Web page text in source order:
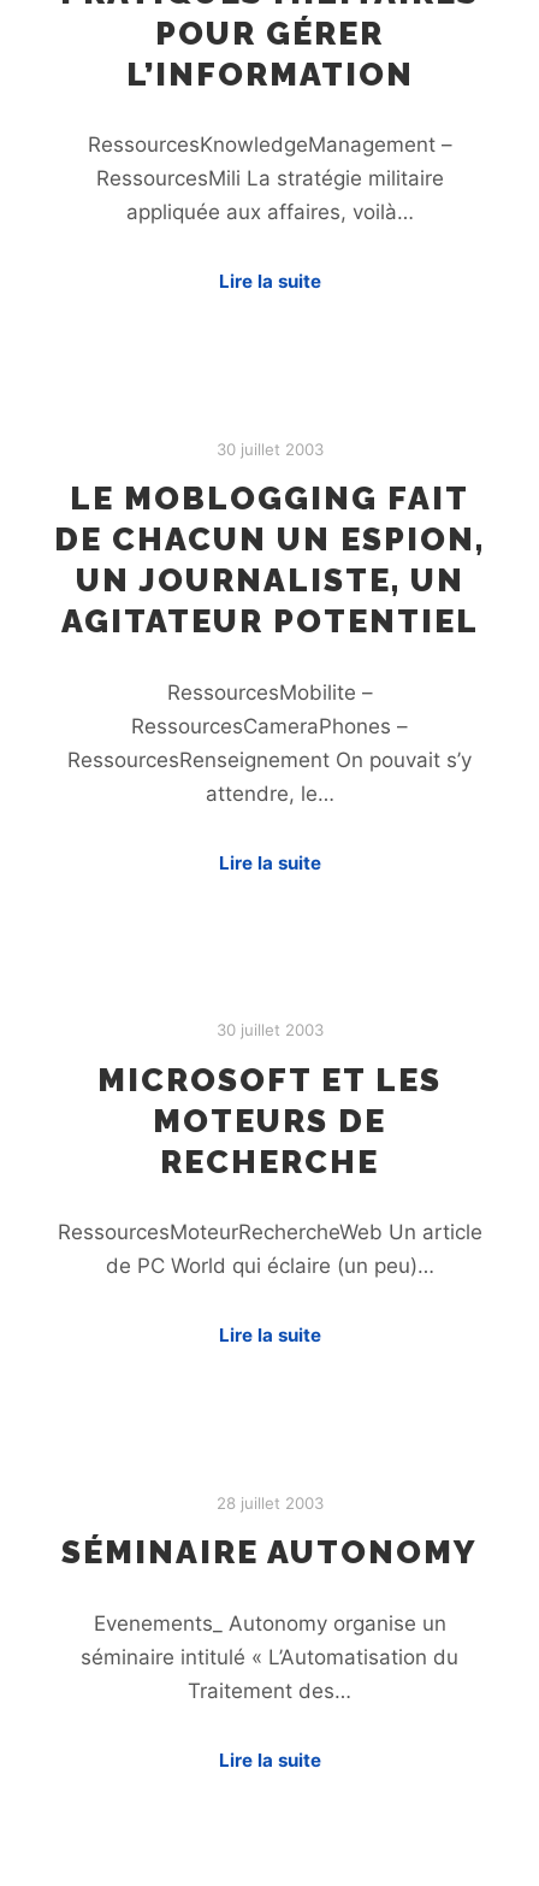
POUR GÉRER
L’INFORMATION
RessourcesKnowledgeManagement –
RessourcesMili La stratégie militaire
appliquée aux affaires, voilà…
Lire la suite
30 juillet 2003
LE MOBLOGGING FAIT
DE CHACUN UN ESPION,
UN JOURNALISTE, UN
AGITATEUR POTENTIEL
RessourcesMobilite –
RessourcesCameraPhones –
RessourcesRenseignement On pouvait s’y
attendre, le…
Lire la suite
30 juillet 2003
MICROSOFT ET LES
MOTEURS DE
RECHERCHE
RessourcesMoteurRechercheWeb Un article
de PC World qui éclaire (un peu)…
Lire la suite
28 juillet 2003
SÉMINAIRE AUTONOMY
Evenements_ Autonomy organise un
séminaire intitulé « L’Automatisation du
Traitement des…
Lire la suite